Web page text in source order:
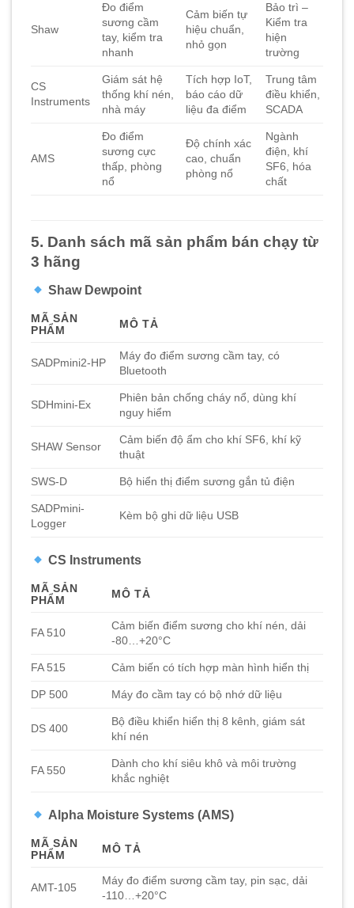
Shaw
Đo điểm
sương cầm
tay, kiểm tra
nhanh
Cảm biến tự
hiệu chuẩn,
nhỏ gọn
Bảo trì –
Kiểm tra
hiện
trường
CS
Instruments
Giám sát hệ
thống khí nén,
nhà máy
Tích hợp IoT,
báo cáo dữ
liệu đa điểm
Trung tâm
điều khiển,
SCADA
AMS
Đo điểm
sương cực
thấp, phòng
nổ
Độ chính xác
cao, chuẩn
phòng nổ
Ngành
điện, khí
SF6, hóa
chất
5. Danh sách mã sản phẩm bán chạy từ
3 hãng
Shaw Dewpoint
MÃ SẢN
PHẨM
MÔ TẢ
SADPmini2-HP
Máy đo điểm sương cầm tay, có
Bluetooth
SDHmini-Ex
Phiên bản chống cháy nổ, dùng khí
nguy hiểm
SHAW Sensor
Cảm biến độ ẩm cho khí SF6, khí kỹ
thuật
SWS-D Bộ hiển thị điểm sương gắn tủ điện
SADPmini-
Logger
Kèm bộ ghi dữ liệu USB
CS Instruments
MÃ SẢN
PHẨM
MÔ TẢ
FA 510
Cảm biến điểm sương cho khí nén, dải
-80…+20°C
FA 515 Cảm biến có tích hợp màn hình hiển thị
DP 500 Máy đo cầm tay có bộ nhớ dữ liệu
DS 400
Bộ điều khiển hiển thị 8 kênh, giám sát
khí nén
FA 550
Dành cho khí siêu khô và môi trường
khắc nghiệt
Alpha Moisture Systems (AMS)
MÃ SẢN
PHẨM
MÔ TẢ
AMT-105
Máy đo điểm sương cầm tay, pin sạc, dải
-110…+20°C